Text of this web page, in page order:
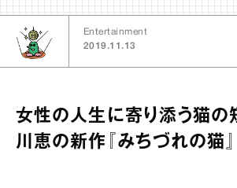
Entertainment
2019.11.13
女性の人生に寄り添う猫
川恵の新作『みちづれの猫』